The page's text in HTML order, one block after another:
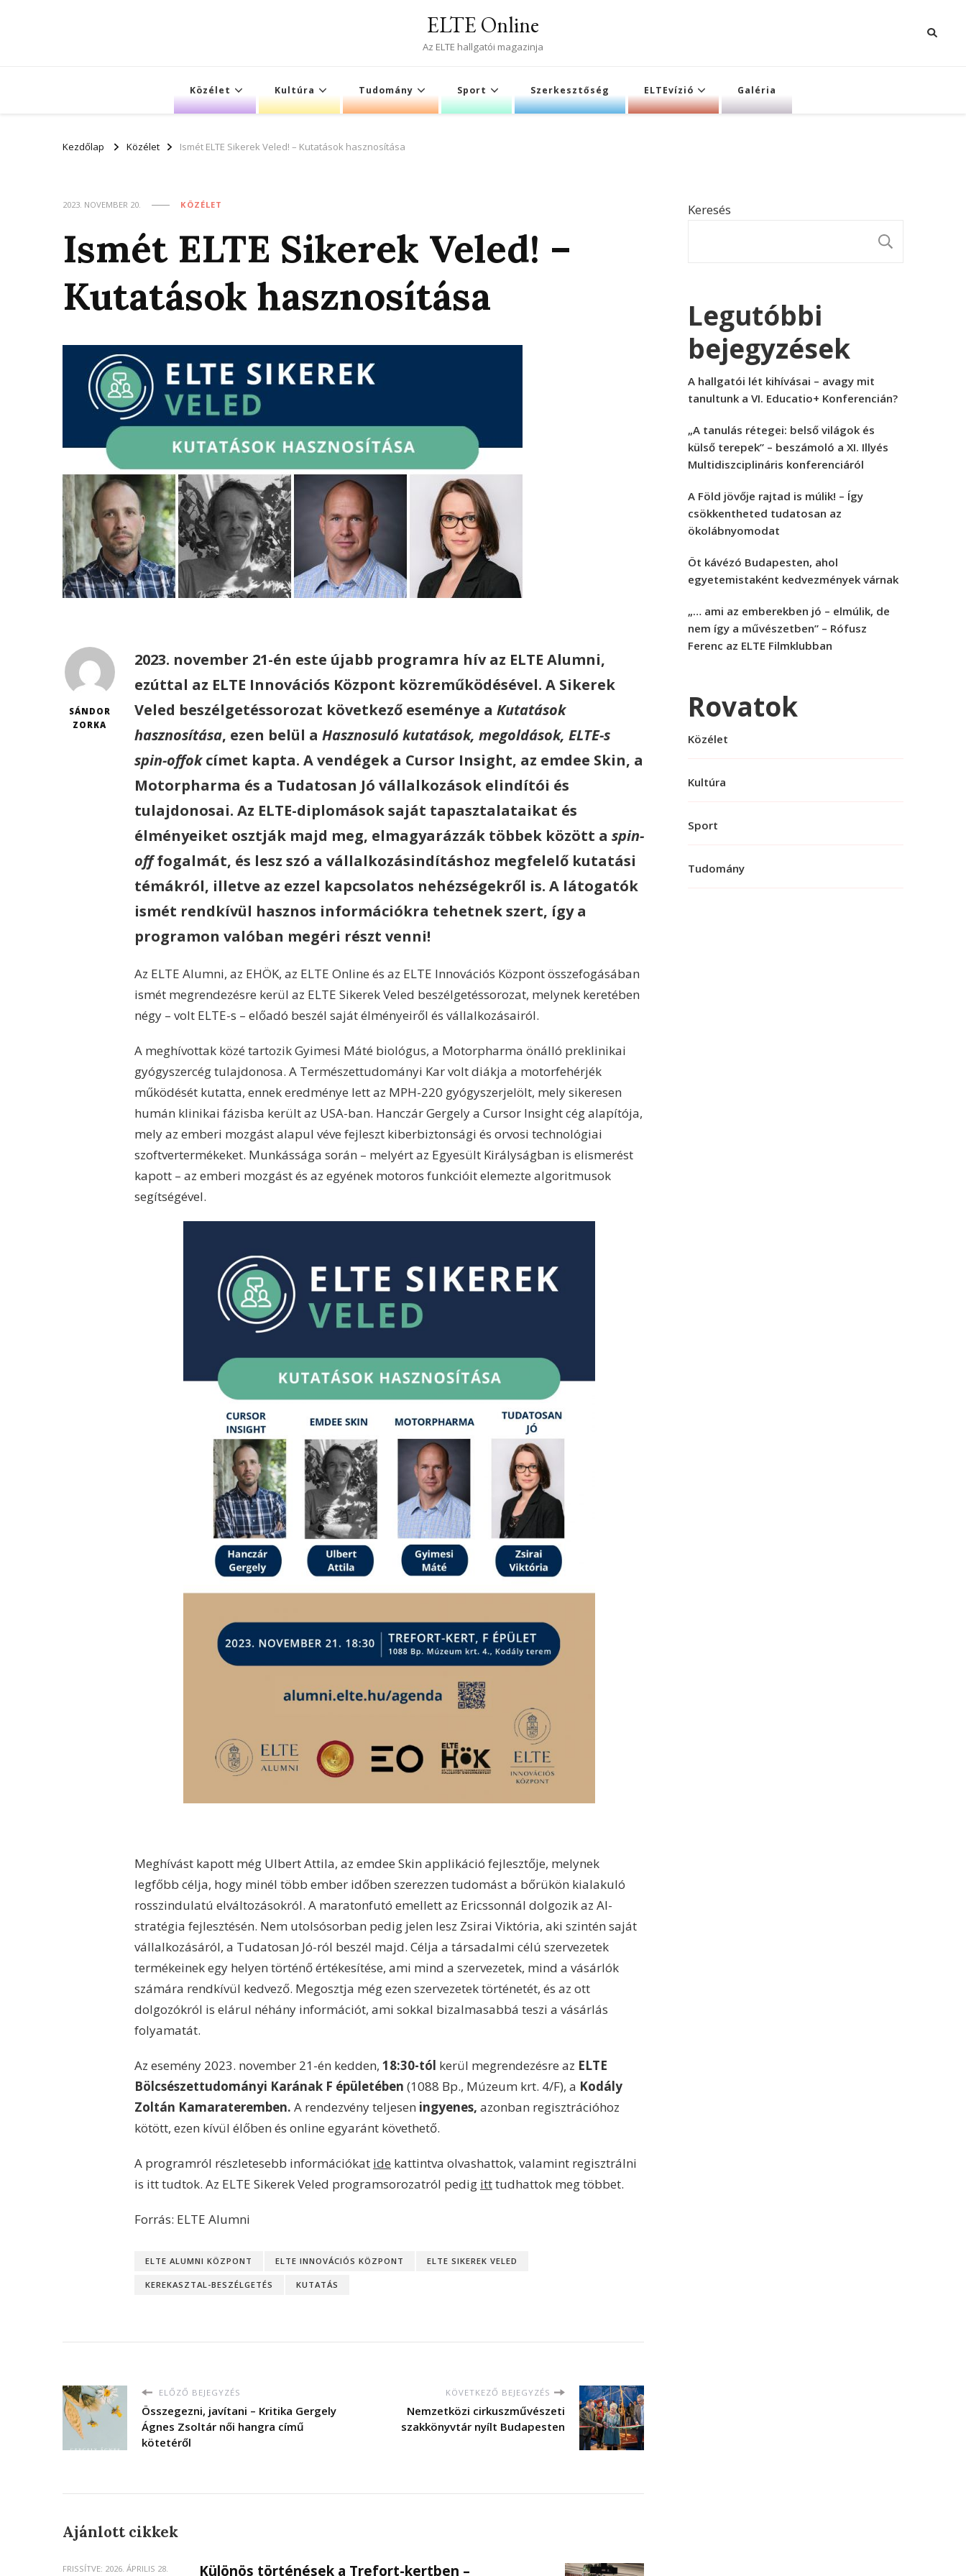
ELTE Online
Az ELTE hallgatói magazinja
Közélet Kultúra Tudomány Sport Szerkesztőség ELTEvízió Galéria
Kezdőlap Közélet Ismét ELTE Sikerek Veled! – Kutatások hasznosítása
2023. NOVEMBER 20. KÖZÉLET
Ismét ELTE Sikerek Veled! –
Kutatások hasznosítása
SÁNDOR
ZORKA
2023. november 21-én este újabb programra hív az ELTE Alumni,
ezúttal az ELTE Innovációs Központ közreműködésével. A Sikerek
Veled beszélgetéssorozat következő eseménye a Kutatások
hasznosítása, ezen belül a Hasznosuló kutatások, megoldások, ELTE-s
spin-offokcímet kapta. A vendégek a Cursor Insight, az emdee Skin, a
Motorpharma és a Tudatosan Jó vállalkozások elindítói és
tulajdonosai. Az ELTE-diplomások saját tapasztalataikat és
élményeiket osztják majd meg, elmagyarázzák többek között a spin-
offfogalmát, és lesz szó a vállalkozásindításhoz megfelelő kutatási
témákról, illetve az ezzel kapcsolatos nehézségekről is. A látogatók
ismét rendkívül hasznos információkra tehetnek szert, így a
programon valóban megéri részt venni!
Az ELTE Alumni, az EHÖK, az ELTE Online és az ELTE Innovációs Központ összefogásában
ismét megrendezésre kerül az ELTE Sikerek Veled beszélgetéssorozat, melynek keretében
négy – volt ELTE-s – előadó beszél saját élményeiről és vállalkozásairól.
A meghívottak közé tartozik Gyimesi Máté biológus, a Motorpharma önálló preklinikai
gyógyszercég tulajdonosa. A Természettudományi Kar volt diákja a motorfehérjék
működését kutatta, ennek eredménye lett az MPH-220 gyógyszerjelölt, mely sikeresen
humán klinikai fázisba került az USA-ban. Hanczár Gergely a Cursor Insight cég alapítója,
mely az emberi mozgást alapul véve fejleszt kiberbiztonsági és orvosi technológiai
szoftvertermékeket. Munkássága során – melyért az Egyesült Királyságban is elismerést
kapott – az emberi mozgást és az egyének motoros funkcióit elemezte algoritmusok
segítségével.
Meghívást kapott még Ulbert Attila, az emdee Skin applikáció fejlesztője, melynek
legfőbb célja, hogy minél több ember időben szerezzen tudomást a bőrükön kialakuló
rosszindulatú elváltozásokról. A maratonfutó emellett az Ericssonnál dolgozik az AI-
stratégia fejlesztésén. Nem utolsósorban pedig jelen lesz Zsirai Viktória, aki szintén saját
vállalkozásáról, a Tudatosan Jó-ról beszél majd. Célja a társadalmi célú szervezetek
termékeinek egy helyen történő értékesítése, ami mind a szervezetek, mind a vásárlók
számára rendkívül kedvező. Megosztja még ezen szervezetek történetét, és az ott
dolgozókról is elárul néhány információt, ami sokkal bizalmasabbá teszi a vásárlás
folyamatát.
Az esemény 2023. november 21-én kedden, 18:30-tól kerül megrendezésre az ELTE
Bölcsészettudományi Karának F épületében (1088 Bp., Múzeum krt. 4/F), a Kodály
Zoltán Kamarateremben. A rendezvény teljesen ingyenes, azonban regisztrációhoz
kötött, ezen kívül élőben és online egyaránt követhető.
A programról részletesebb információkat ide kattintva olvashattok, valamint regisztrálni
is itt tudtok. Az ELTE Sikerek Veled programsorozatról pedig itttudhattok meg többet.
Forrás: ELTE Alumni
ELTE ALUMNI KÖZPONT ELTE INNOVÁCIÓS KÖZPONT ELTE SIKEREK VELED
KEREKASZTAL-BESZÉLGETÉS KUTATÁS
ELŐZŐ BEJEGYZÉS
Összegezni, javítani – Kritika Gergely
Ágnes Zsoltár női hangra című
kötetéről
KÖVETKEZŐ BEJEGYZÉS
Nemzetközi cirkuszművészeti
szakkönyvtár nyílt Budapesten
Ajánlott cikkek
FRISSÍTVE: 2026. ÁPRILIS 28. Különös történések a Trefort-kertben –
Keresés
Legutóbbi
bejegyzések
A hallgatói lét kihívásai – avagy mit
tanultunk a VI. Educatio+ Konferencián?
„A tanulás rétegei: belső világok és
külső terepek” – beszámoló a XI. Illyés
Multidiszciplináris konferenciáról
A Föld jövője rajtad is múlik! – Így
csökkentheted tudatosan az
ökolábnyomodat
Öt kávézó Budapesten, ahol
egyetemistaként kedvezmények várnak
„… ami az emberekben jó – elmúlik, de
nem így a művészetben” – Rófusz
Ferenc az ELTE Filmklubban
Rovatok
Közélet
Kultúra
Sport
Tudomány